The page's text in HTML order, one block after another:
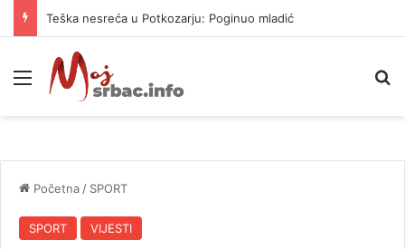
Teška nesreća u Potkozarju: Poginuo mladić
Meni
Početna / SPORT
SPORT VIJESTI